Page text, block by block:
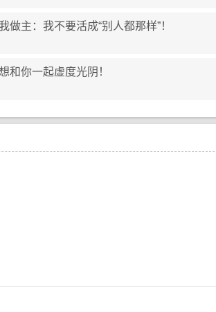
做主：我不要活成“别人都那样”！
和你一起虚度光阴！